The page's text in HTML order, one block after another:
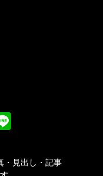
・見出し・記事